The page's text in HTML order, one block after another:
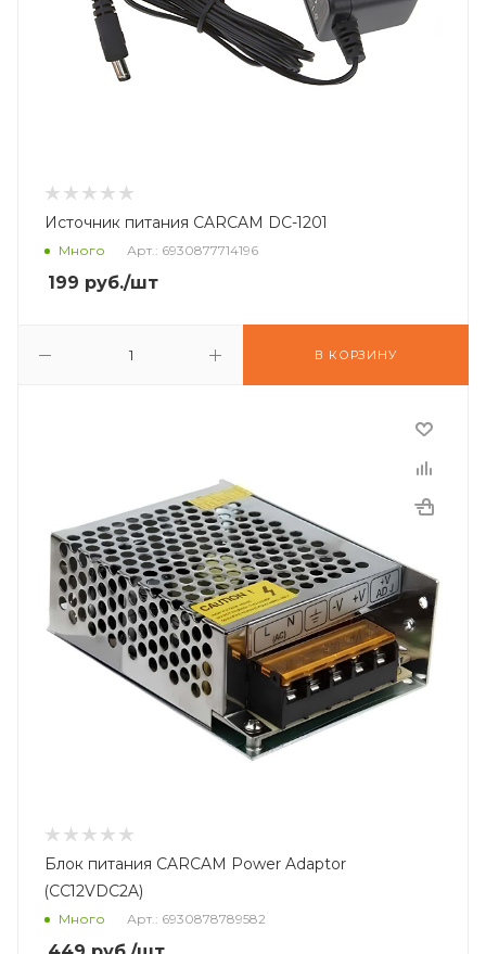
Источник питания CARCAM DC-1201
Много Арт.: 6930877714196
199 руб./шт
В КОРЗИНУ
Блок питания CARCAM Power Adaptor
(CC12VDC2A)
Много Арт.: 6930878789582